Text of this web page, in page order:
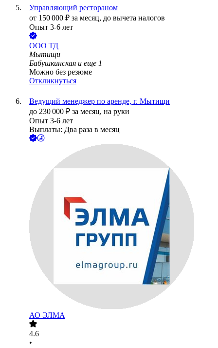
Управляющий рестораном
от 150 000 ₽ за месяц, до вычета налогов
Опыт 3-6 лет
ООО ТД
Мытищи
Бабушкинская и еще 1
Можно без резюме
Откликнуться
Ведущий менеджер по аренде, г. Мытищи
до 230 000 ₽ за месяц, на руки
Опыт 3-6 лет
Выплаты: Два раза в месяц
АО ЭЛМА
4.6
•